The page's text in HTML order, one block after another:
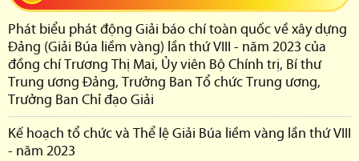
Phát biểu phát động Giải báo chí toàn quốc về xây dựng
Đảng (Giải Búa liềm vàng) lần thứ VIII - năm 2023 của
đồng chí Trương Thị Mai, Ủy viên Bộ Chính trị, Bí thư
Trung ương Đảng, Trưởng Ban Tổ chức Trung ương,
Trưởng Ban Chỉ đạo Giải
Kế hoạch tổ chức và Thể lệ Giải Búa liềm vàng lần thứ VIII
- năm 2023